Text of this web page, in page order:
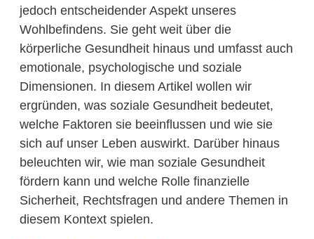
jedoch entscheidender Aspekt unseres
Wohlbefindens. Sie geht weit über die
körperliche Gesundheit hinaus und umfasst auch
emotionale, psychologische und soziale
Dimensionen. In diesem Artikel wollen wir
ergründen, was soziale Gesundheit bedeutet,
welche Faktoren sie beeinflussen und wie sie
sich auf unser Leben auswirkt. Darüber hinaus
beleuchten wir, wie man soziale Gesundheit
fördern kann und welche Rolle finanzielle
Sicherheit, Rechtsfragen und andere Themen in
diesem Kontext spielen.